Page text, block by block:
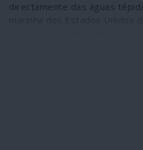
directamente das águas